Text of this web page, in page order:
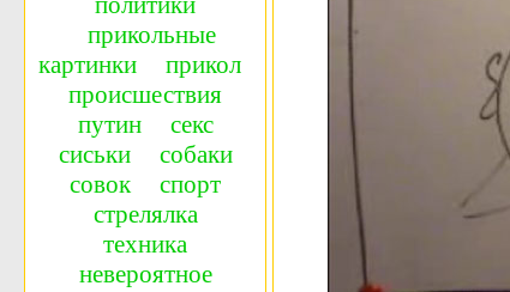
прикольные
картинки
прикол
происшествия
путин
секс
сиськи
собаки
совок
спорт
стрелялка
техника
невероятное